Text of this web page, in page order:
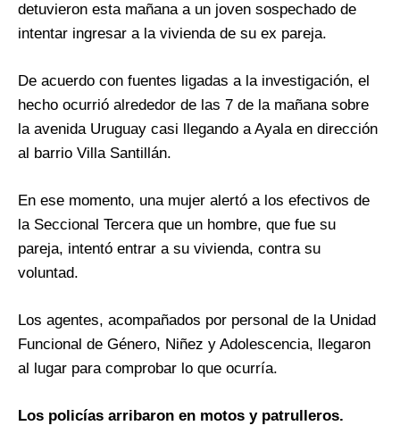
detuvieron esta mañana a un joven sospechado de
intentar ingresar a la vivienda de su ex pareja.
De acuerdo con fuentes ligadas a la investigación, el
hecho ocurrió alrededor de las 7 de la mañana sobre
la avenida Uruguay casi llegando a Ayala en dirección
al barrio Villa Santillán.
En ese momento, una mujer alertó a los efectivos de
la Seccional Tercera que un hombre, que fue su
pareja, intentó entrar a su vivienda, contra su
voluntad.
Los agentes, acompañados por personal de la Unidad
Funcional de Género, Niñez y Adolescencia, llegaron
al lugar para comprobar lo que ocurría.
Los policías arribaron en motos y patrulleros.